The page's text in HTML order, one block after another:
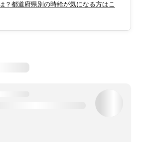
？都道府県別の時給が気になる方はこ